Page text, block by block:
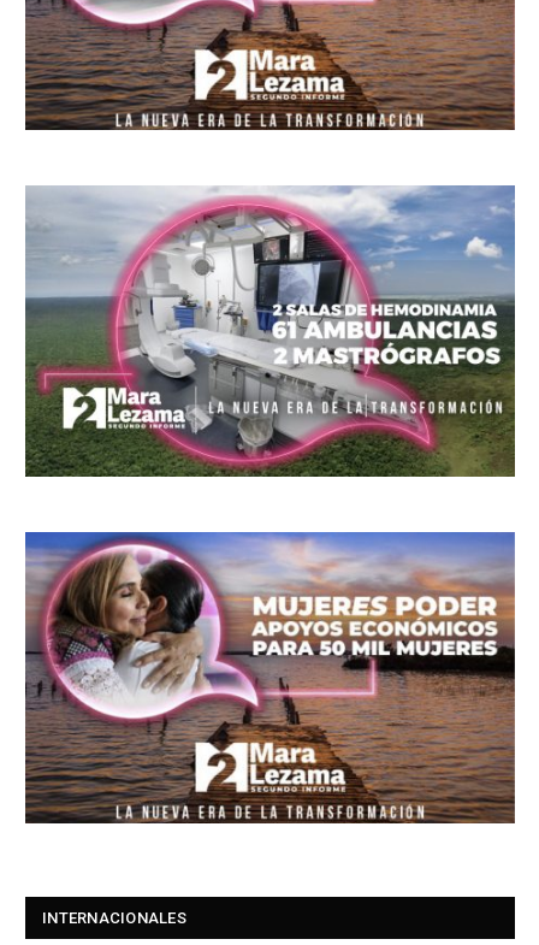
INTERNACIONALES